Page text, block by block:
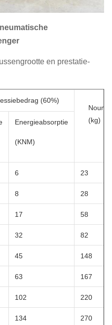
en prestatie-
(60%)
(kg)
Energieabsorptie
(KNM)
6 23
8 28
17 58
32 82
45 148
63 167
102 220
134 270